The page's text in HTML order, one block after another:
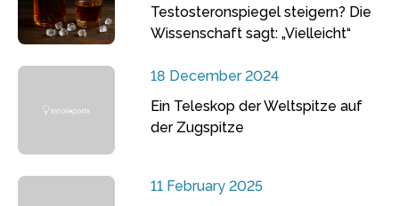
Testosteronspiegel steigern? Die
Wissenschaft sagt: „Vielleicht“
18 December 2024
Ein Teleskop der Weltspitze auf
der Zugspitze
11 February 2025